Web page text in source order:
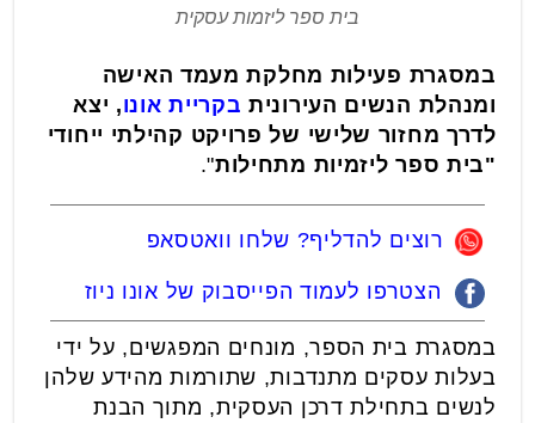
בית ספר ליזמות עסקית
במסגרת פעילות מחלקת מעמד האישה
ומנהלת הנשים העירונית בקריית אונו, יצא
לדרך מחזור שלישי של פרויקט קהילתי ייחודי
"בית ספר ליזמיות מתחילות".
רוצים להדליף? שלחו וואטסאפ
הצטרפו לעמוד הפייסבוק של אונו ניוז
במסגרת בית הספר, מונחים המפגשים, על ידי
בעלות עסקים מתנדבות, שתורמות מהידע שלהן
לנשים בתחילת דרכן העסקית, מתוך הבנת